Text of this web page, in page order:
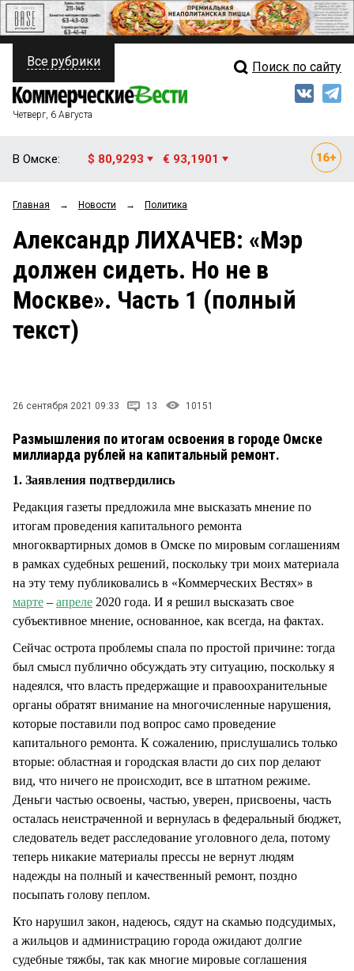
ПОЛИТИКА
ФИНАНСЫ
ОБЩЕСТВО
ЗАКОН
НОВОСТИ КОМПАНИЙ
ПРОИСШЕСТВИЯ
Свежий выпуск
Рейтинги
Блоги
Архив
Все рубрики Поиск по сайту
Четверг, 6 Августа
В Омске: $ 80,9293 € 93,1901
Главная → Новости → Политика
Александр ЛИХАЧЕВ: «Мэр
должен сидеть. Но не в
Москве». Часть 1 (полный
текст)
26 сентября 2021 09:33 13 10151
Размышления по итогам освоения в городе Омске
миллиарда рублей на капитальный ремонт.
1. Заявления подтвердились
Редакция газеты предложила мне высказать мнение по
итогам проведения капитального ремонта
многоквартирных домов в Омске по мировым соглашениям
в рамках судебных решений, поскольку три моих материала
на эту тему публиковались в «Коммерческих Вестях» в
марте – апреле 2020 года. И я решил высказать свое
субъективное мнение, основанное, как всегда, на фактах.
Сейчас острота проблемы спала по простой причине: тогда
был смысл публично обсуждать эту ситуацию, поскольку я
надеялся, что власть предержащие и правоохранительные
органы обратят внимание на многочисленные нарушения,
которые поставили под вопрос само проведение
капитального ремонта. К сожалению, прислушались только
вторые: областная и городская власти до сих пор делают
вид, что ничего не происходит, все в штатном режиме.
Деньги частью освоены, частью, уверен, присвоены, часть
осталась неистраченной и вернулась в федеральный бюджет,
следователь ведет расследование уголовного дела, потому
теперь никакие материалы прессы не вернут людям
надежды на полный и качественный ремонт, поздно
посыпать голову пеплом.
Кто нарушил закон, надеюсь, сядут на скамью подсудимых,
а жильцов и администрацию города ожидают долгие
судебные тяжбы, так как многие мировые соглашения